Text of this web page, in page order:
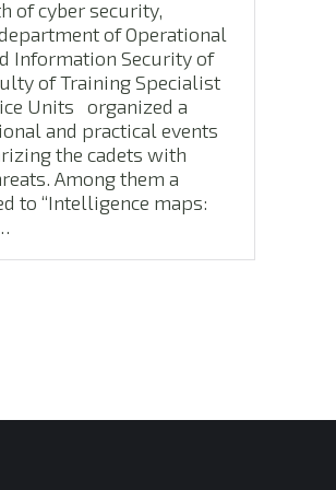
of cyber security,
of Operational
Information Security of
of Training Specialist
Units organized a
and practical events
the cadets with
Among them a
to “Intelligence maps: